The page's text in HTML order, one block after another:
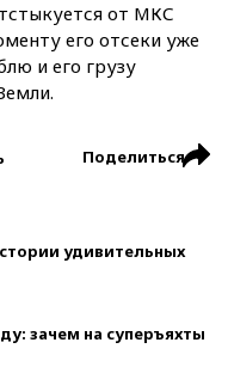
от МКС
его отсеки уже
и его грузу
Поделиться
удивительных
зачем на суперъяхты